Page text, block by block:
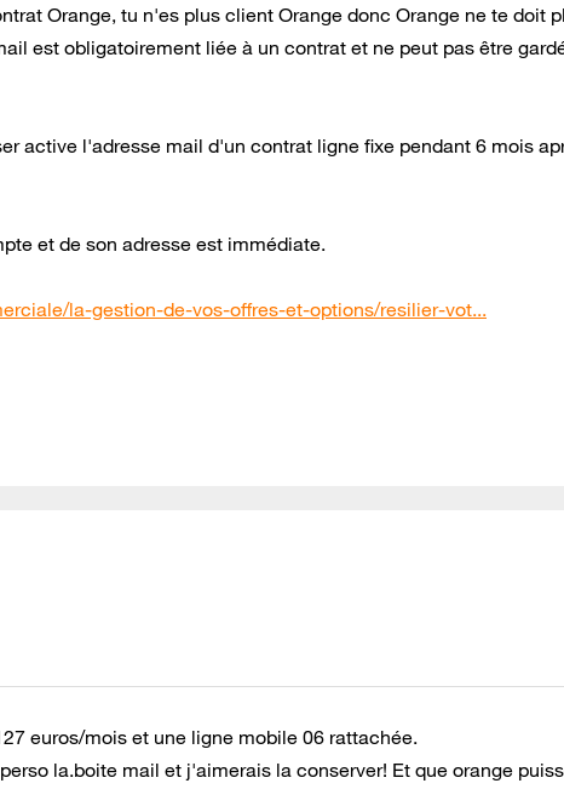
Orange, tu n'es plus client Orange donc Orange ne te doit
est obligatoirement liée à un contrat et ne peut pas être
active l'adresse mail d'un contrat ligne fixe pendant 6 mois
et de son adresse est immédiate.
la-gestion-de-vos-offres-et-options/resilier-vot...
euros/mois et une ligne mobile 06 rattachée.
la.boite mail et j'aimerais la conserver! Et que orange